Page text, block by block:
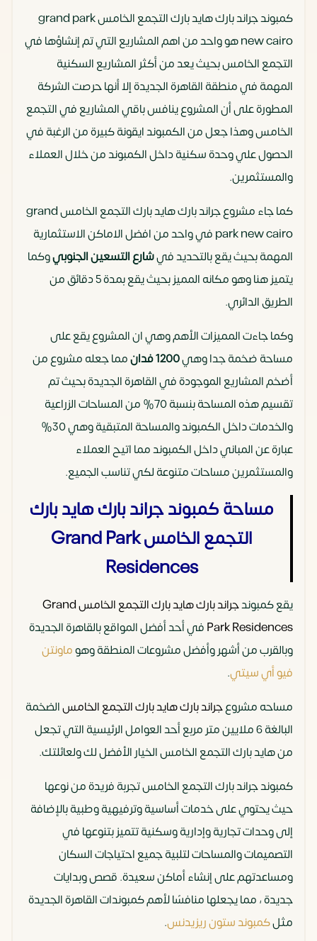
كمبوند جراند بارك هايد بارك التجمع الخامس grand park
new cairo هو واحد من اهم المشاريع التي تم إنشاؤها في
التجمع الخامس بحيث يعد من أكثر المشاريع السكنية
المهمة في منطقة القاهرة الجديدة إلا أنها حرصت الشركة
المطورة على أن المشروع ينافس باقي المشاريع في التجمع
الخامس وهذا جعل من الكمبوند ايقونة كبيرة من الرغبة في
الحصول علي وحدة سكنية داخل الكمبوند من خلال العملاء
والمستثمرين.
كما جاء مشروع جراند بارك هايد بارك التجمع الخامس grand
park new cairo في واحد من افضل الاماكن الاستثمارية
المهمة بحيث يقع بالتحديد فيشارع التسعين الجنوبيوكما
يتميز هنا وهو مكانه المميز بحيث يقع بمدة 5 دقائق من
الطريق الدائري.
وكما جاءت المميزات الأهم وهي ان المشروع يقع على
مساحة ضخمة جدا وهي1200 فدان
مما جعله مشروع من
أضخم المشاريع الموجودة في القاهرة الجديدة بحيث تم
تقسيم هذه المساحة بنسبة 70% من المساحات الزراعية
والخدمات داخل الكمبوند والمساحة المتبقية وهي 30%
عبارة عن المباني داخل الكمبوند مما اتيح العملاء
والمستثمرين مساحات متنوعة لكي تناسب الجميع.
مساحة كمبوند جراند بارك هايد بارك
التجمع الخامس Grand Park
Residences
يقع كمبوند
جراند بارك هايد بارك التجمع الخامس Grand
Park Residencesفي أحد أفضل المواقع بالقاهرة الجديدة
وبالقرب من أشهر وأفضل مشروعات المنطقة وهوماونتن
فيو أي سيتي.
مساحه مشروعجراند بارك هايد بارك التجمع الخامسالضخمة
البالغة 6 ملايين متر مربع أحد العوامل الرئيسية التي تجعل
من هايد بارك التجمع الخامس الخيار الأفضل لك ولعائلتك.
كمبوند جراند بارك التجمع الخامس تجربة فريدة من نوعها
حيث يحتوي على خدمات أساسية وترفيهية وطبية بالإضافة
إلى وحدات تجارية وإدارية وسكنية تتميز بتنوعها في
التصميمات والمساحات لتلبية جميع احتياجات السكان
ومساعدتهم على إنشاء أماكن سعيدة. قصص وبدايات
جديدة ، مما يجعلها منافسًا لأهم كمبوندات القاهرة الجديدة
مثلكمبوند ستون ريزيدنس.